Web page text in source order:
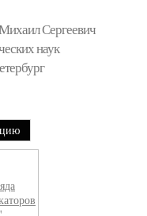
Сергеевич
наук